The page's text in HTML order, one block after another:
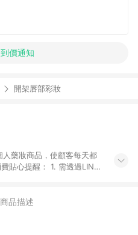
價通知
開架唇部彩妝
藥妝商品，使顧客每天都
貼心提醒： 1. 需透過LINE
物跳轉頁才符合返點資
商品描述